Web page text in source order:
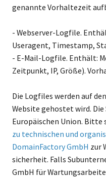
genannte Vorhaltezeit
- Webserver-Logfile.
Useragent, Timestamp,
- E-Mail-Logfile. Enthält:
Zeitpunkt, IP, Größe).
Die Logfiles werden auf
Website gehostet wird.
Europäischen Union. Bitte
zu technischen und
DomainFactory GmbH zur
sicherheit. Falls
GmbH für